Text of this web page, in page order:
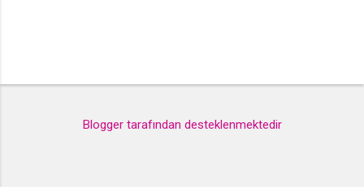
Blogger tarafından desteklenmektedir